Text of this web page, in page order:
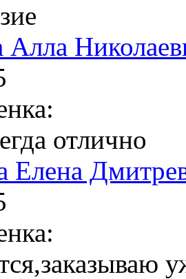
отлично
Елена